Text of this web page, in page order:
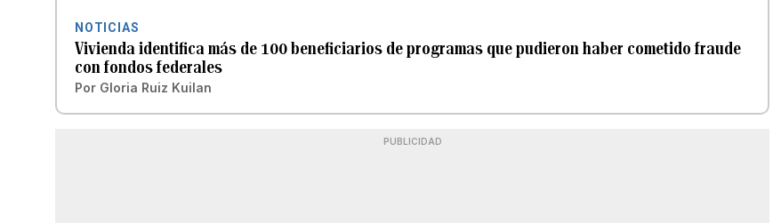
NOTICIAS
Vivienda identifica más de 100 beneficiarios de programas que pudieron haber cometido fraude
con fondos federales
Por Gloria Ruiz Kuilan
PUBLICIDAD